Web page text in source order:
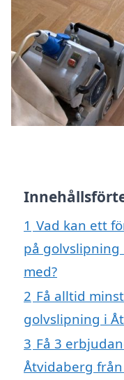
1 Vad kan ett
på
med?
2 Få alltid
golvslipning i
3 Få 3
Åtvidaberg